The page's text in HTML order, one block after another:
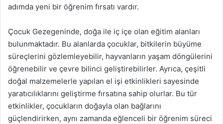
adımda yeni bir öğrenim fırsatı vardır.
Çocuk Gezegeninde, doğa ile iç içe olan eğitim alanları
bulunmaktadır. Bu alanlarda çocuklar, bitkilerin büyüme
süreçlerini gözlemleyebilir, hayvanların yaşam döngülerini
öğrenebilir ve çevre bilinci geliştirebilirler. Ayrıca, çeşitli
doğal malzemelerle yapılan el işi etkinlikleri sayesinde
yaratıcılıklarını geliştirme fırsatına sahip olurlar. Bu tür
etkinlikler, çocukların doğayla olan bağlarını
güçlendirirken, aynı zamanda eğlenceli bir öğrenim süreci